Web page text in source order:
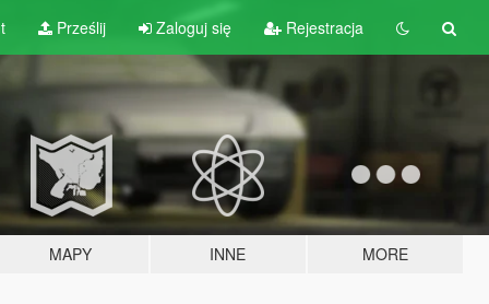
Prześlij Zaloguj się Rejestracja
MAPY INNE MORE